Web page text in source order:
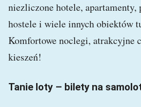
niezliczone hotele, apartamenty,
hostele i wiele innych obiektów
Komfortowe noclegi, atrakcyjne
kieszeń!
Tanie loty – bilety na